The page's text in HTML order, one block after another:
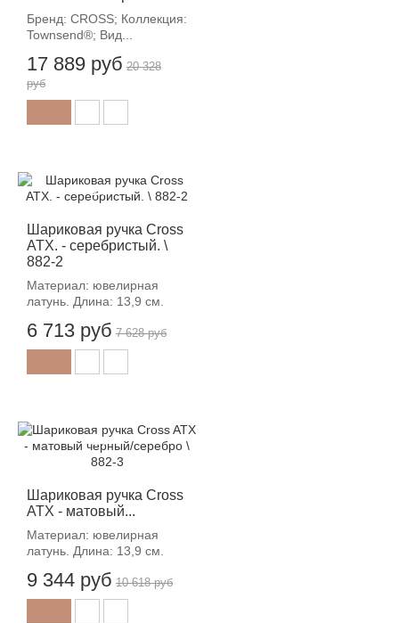
Бренд: CROSS; Коллекция:
Townsend®; Вид...
17 889 руб 20 328
руб
Шариковая ручка Cross
ATX. - серебристый. \
882-2
Материал: ювелирная
латунь. Длина: 13,9 см.
6 713 руб
-12%
7 628 руб
Шариковая ручка Cross
ATX - матовый...
Материал: ювелирная
латунь. Длина: 13,9 см.
9 344 руб
-12%
10 618 руб